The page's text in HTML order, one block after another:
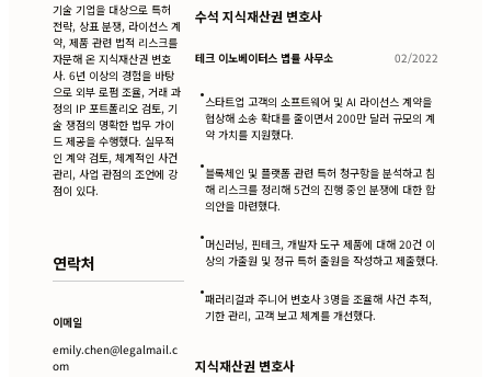
기술 기업을 대상으로 특허
전략, 상표 분쟁, 라이선스 계
약, 제품 관련 법적 리스크를
자문해 온 지식재산권 변호
사. 6년 이상의 경험을 바탕
으로 외부 로펌 조율, 거래 과
정의 IP 포트폴리오 검토, 기
술 쟁점의 명확한 법무 가이
드 제공을 수행했다. 실무적
인 계약 검토, 체계적인 사건
관리, 사업 관점의 조언에 강
점이 있다.
연락처
이메일
emily.chen@legalmail.c
om
수석 지식재산권 변호사
테크 이노베이터스 법률 사무소 02/2022
•스타트업 고객의 소프트웨어 및 AI 라이선스 계약을
협상해 소송 확대를 줄이면서 200만 달러 규모의 계
약 가치를 지원했다.
•블록체인 및 플랫폼 관련 특허 청구항을 분석하고 침
해 리스크를 정리해 5건의 진행 중인 분쟁에 대한 합
의안을 마련했다.
•머신러닝, 핀테크, 개발자 도구 제품에 대해 20건 이
상의 가출원 및 정규 특허 출원을 작성하고 제출했다.
•패러리걸과 주니어 변호사 3명을 조율해 사건 추적,
기한 관리, 고객 보고 체계를 개선했다.
지식재산권 변호사